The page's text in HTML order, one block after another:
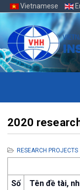
Vietnamese
2020
RESEARCH PROJECTS
Số
Tên đề tài,